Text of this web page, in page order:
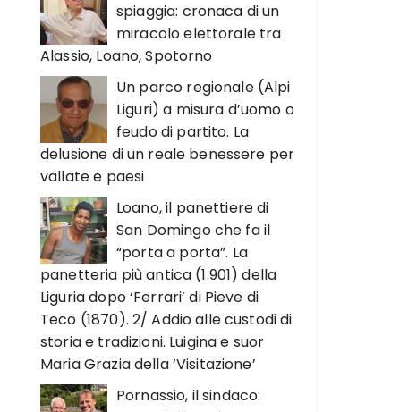
spiaggia: cronaca di un
miracolo elettorale tra
Alassio, Loano, Spotorno
Un parco regionale (Alpi
Liguri) a misura d’uomo o
feudo di partito. La
delusione di un reale benessere per
vallate e paesi
Loano, il panettiere di
San Domingo che fa il
“porta a porta”. La
panetteria più antica (1.901) della
Liguria dopo ‘Ferrari’ di Pieve di
Teco (1870). 2/ Addio alle custodi di
storia e tradizioni. Luigina e suor
Maria Grazia della ‘Visitazione’
Pornassio, il sindaco: